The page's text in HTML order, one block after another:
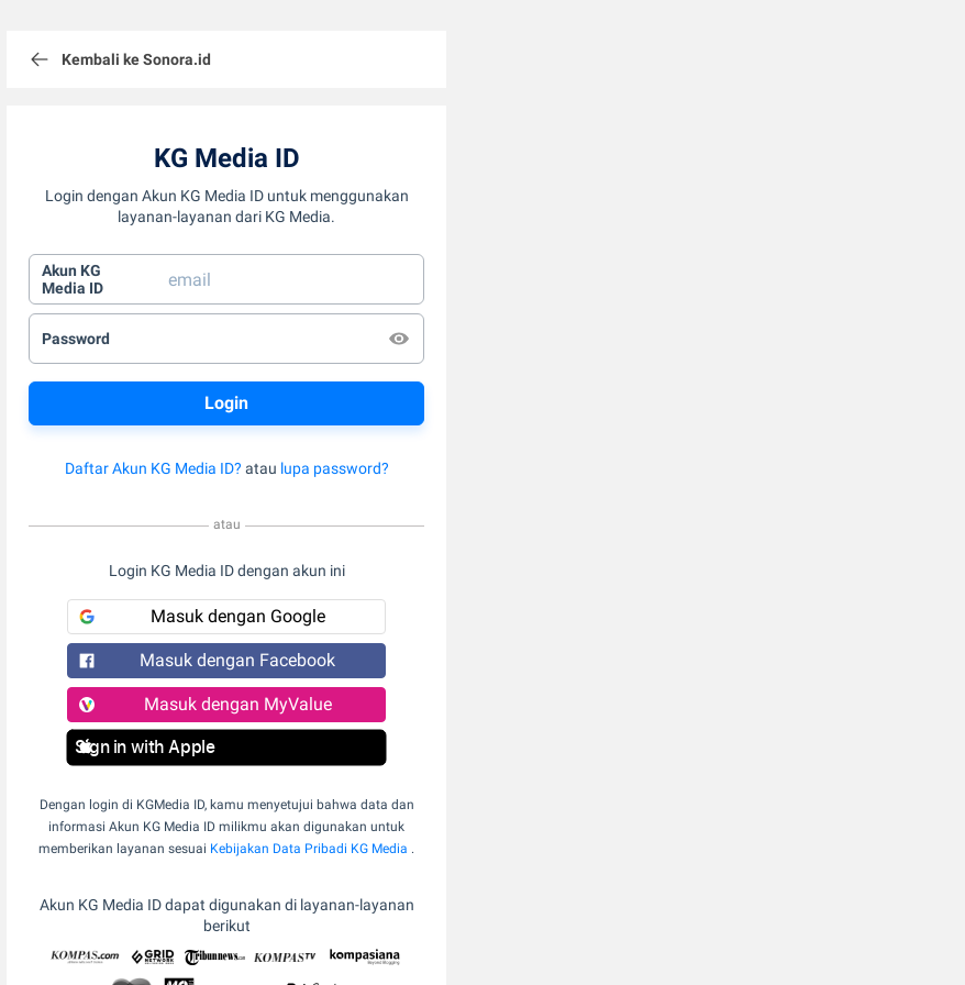
Kembali ke Sonora.id
KG Media ID
Login dengan Akun KG Media ID untuk menggunakan
layanan-layanan dari KG Media.
Akun KG
Media ID
Password
Daftar Akun KG Media ID? atau lupa password?
atau
Login KG Media ID dengan akun ini
Masuk dengan Google
Masuk dengan Facebook
Masuk dengan MyValue
Sign in with Apple
Dengan login di KGMedia ID, kamu menyetujui bahwa data dan
informasi Akun KG Media ID milikmu akan digunakan untuk
memberikan layanan sesuai Kebijakan Data Pribadi KG Media .
Akun KG Media ID dapat digunakan di layanan-layanan
berikut